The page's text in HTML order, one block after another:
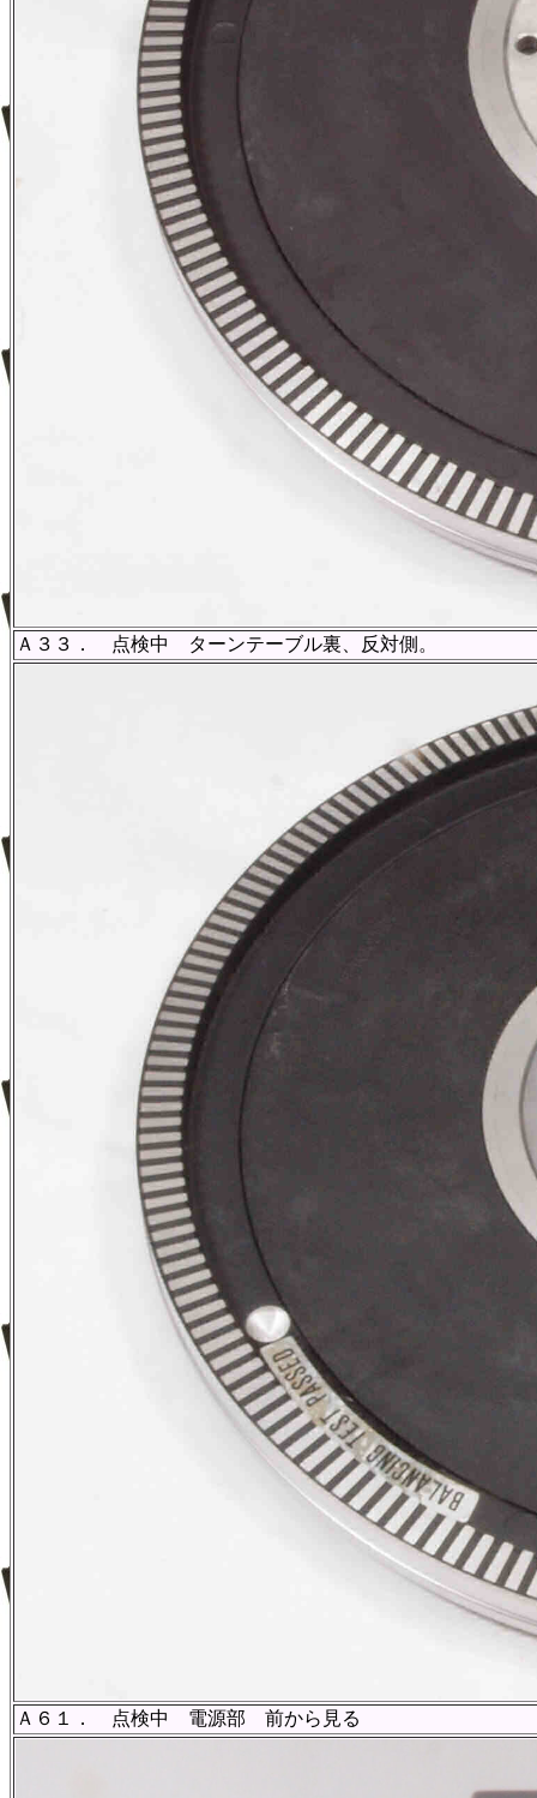
Ａ３３． 点検中 ターンテーブル裏、反対側。
Ａ６１． 点検中 電源部 前から見る